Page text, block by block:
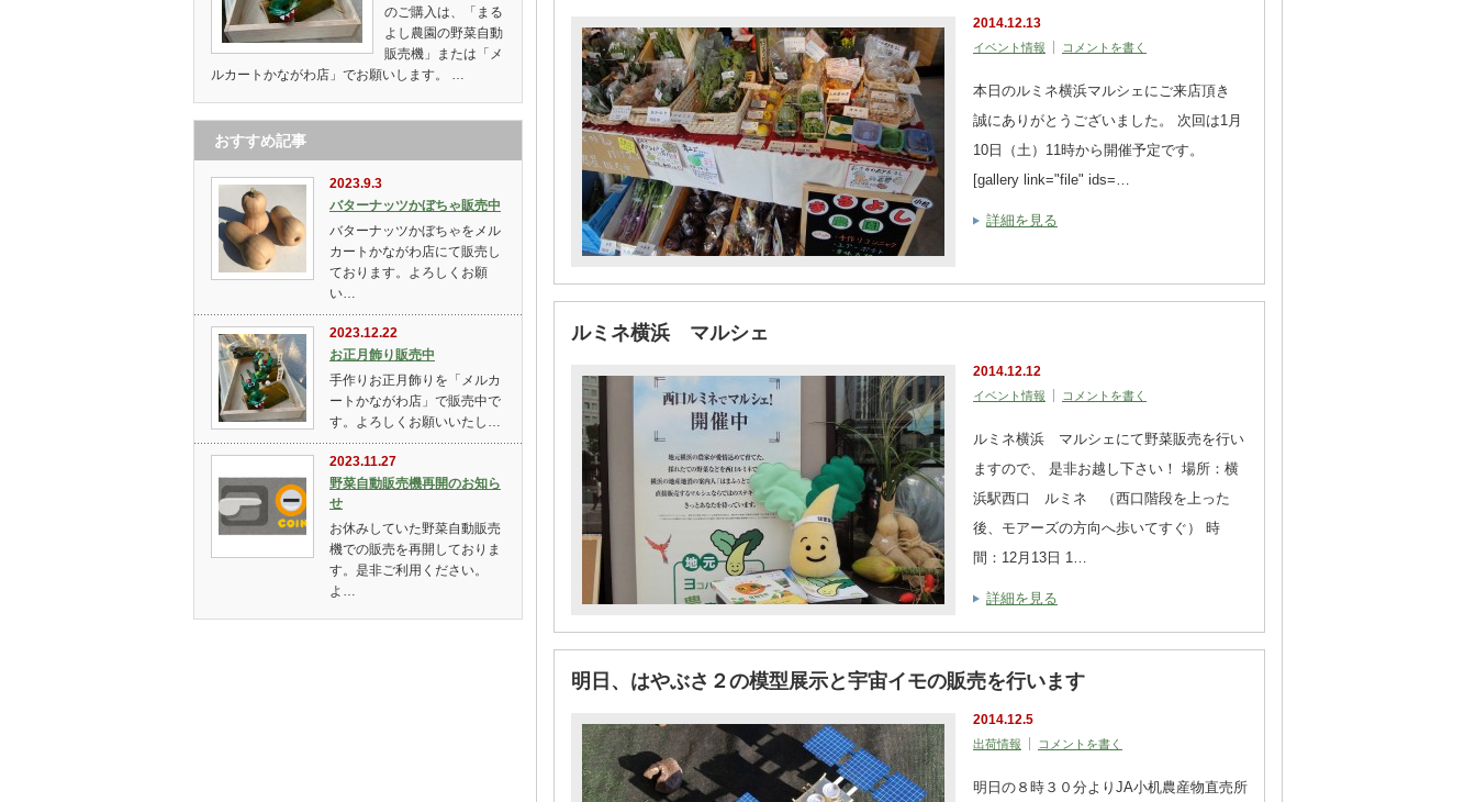
2014.12.13
イベント情報 コメントを書く
本日のルミネ横浜マルシェにご来店頂き
誠にありがとうございました。 次回は1月
10日（土）11時から開催予定です。
[gallery link="file" ids=…
詳細を見る
ルミネ横浜 マルシェ
2014.12.12
イベント情報 コメントを書く
ルミネ横浜 マルシェにて野菜販売を行い
ますので、 是非お越し下さい！ 場所：横
浜駅西口 ルミネ （西口階段を上った
後、モアーズの方向へ歩いてすぐ） 時
間：12月13日 1…
詳細を見る
明日、はやぶさ２の模型展示と宇宙イモの販売を行います
2014.12.5
出荷情報 コメントを書く
明日の８時３０分よりJA小机農産物直売所
のご購入は、「まる
よし農園の野菜自動
販売機」または「メ
ルカートかながわ店」でお願いします。 …
おすすめ記事
2023.9.3
バターナッツかぼちゃ販売中
バターナッツかぼちゃをメル
カートかながわ店にて販売し
ております。よろしくお願
い…
2023.12.22
お正月飾り販売中
手作りお正月飾りを「メルカ
ートかながわ店」で販売中で
す。よろしくお願いいたし…
2023.11.27
野菜自動販売機再開のお知ら
せ
お休みしていた野菜自動販売
機での販売を再開しておりま
す。是非ご利用ください。
よ…